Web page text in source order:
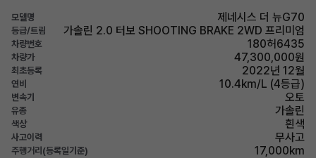
모델명 제네시스 더 뉴G70
등급/트림 가솔린 2.0 터보 SHOOTING BRAKE 2WD 프리미엄
차량번호 180허6435
차량가 47,300,000원
최초등록 2022년 12월
연비 10.4km/L (4등급)
변속기 오토
유종 가솔린
색상 흰색
사고이력 무사고
주행거리(등록일기준) 17,000km